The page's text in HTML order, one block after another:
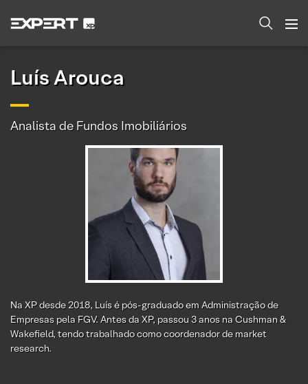
Luís Arouca
Analista de Fundos Imobiliários
Na XP desde 2018, Luís é pós-graduado em Administração de
Empresas pela FGV. Antes da XP, passou 3 anos na Cushman &
Wakefield, tendo trabalhado como coordenador de market
research.